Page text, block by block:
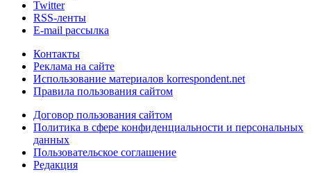
Twitter
RSS-ленты
E-mail рассылка
Контакты
Реклама на сайте
Использование материалов korrespondent.net
Правила пользования сайтом
Договор пользования сайтом
Политика в сфере конфиденциальности и персональных
данных
Пользовательское соглашение
Редакция